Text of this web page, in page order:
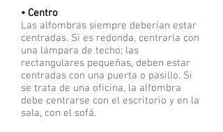
• Centro
Las alfombras siempre deberían estar
centradas. Si es redonda, centrarla con
una lámpara de techo; las
rectangulares pequeñas, deben estar
centradas con una puerta o pasillo. Si
se trata de una oficina, la alfombra
debe centrarse con el escritorio y en la
sala, con el sofá.